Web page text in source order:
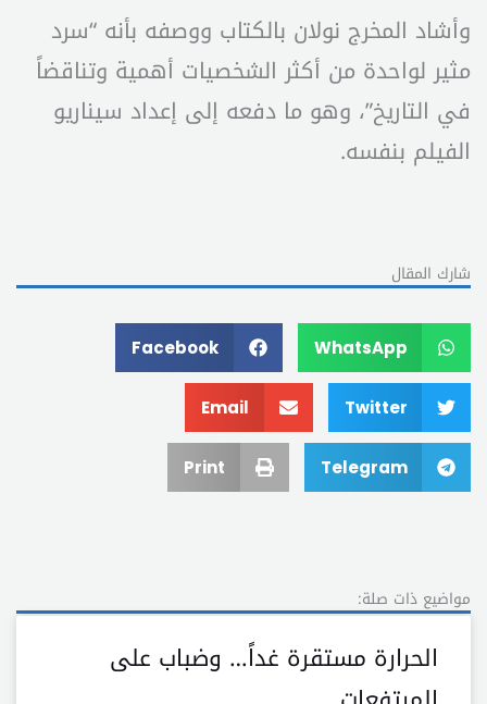
وأشاد المخرج نولان بالكتاب ووصفه بأنه “سرد
مثير لواحدة من أكثر الشخصيات أهمية وتناقضاً
في التاريخ”، وهو ما دفعه إلى إعداد سيناريو
الفيلم بنفسه.
شارك المقال
WhatsApp
Facebook
Twitter
Email
Telegram
Print
مواضيع ذات صلة:
الحرارة مستقرة غداً… وضباب على